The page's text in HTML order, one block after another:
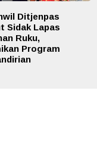
Ditjenpas
Sidak Lapas
Ruku,
Program